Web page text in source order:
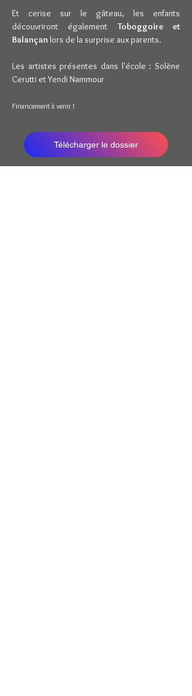
Et cerise sur le gâteau, les enfants
découvriront également Toboggoire et
Balançanlors de la surprise aux parents.
Les artistes présentes dans l'école : Solène
Cerutti et Yendi Nammour
Financement à venir !
Télécharger le dossier